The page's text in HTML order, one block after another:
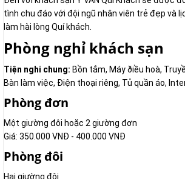
tình chu đáo với đội ngũ nhân viên trẻ đẹp và
làm hài lòng Quí khách.
Phòng nghỉ khách sạn
Tiện nghi chung: Bồn tắm, Máy ðiều hoà,
Bàn làm việc, Ðiện thoại riêng, Tủ quần áo,
Phòng đơn
Một giường đôi hoặc 2 giường đơn
Giá: 350.000 VNĐ - 400.000 VNÐ
Phòng đôi
Hai giường đôi